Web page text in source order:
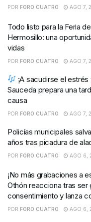
POR FORO CUATRO AGO 7,
Todo listo para la Feria
Hermosillo: una
vidas
POR FORO CUATRO AGO 7,
¡A sacudirse el
Sauceda prepara una
causa
POR FORO CUATRO AGO 7,
Policías municipales
años tras picadura de
POR FORO CUATRO AGO 6,
¡No más grabaciones a
Othón reacciona tras ser
consentimiento y lanza
advertencia
POR FORO CUATRO AGO 6,